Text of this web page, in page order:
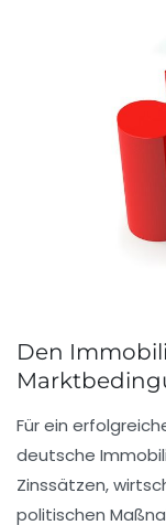
Den
Für ein
deutsche
Zinssätzen,
politischen